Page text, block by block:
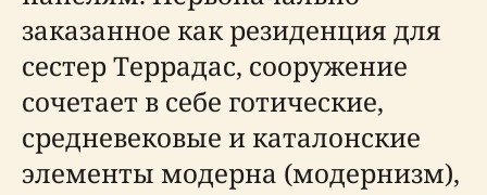
заказанное как резиденция для
сестер Террадас, сооружение
сочетает в себе готические,
средневековые и каталонские
элементы модерна (модернизм),